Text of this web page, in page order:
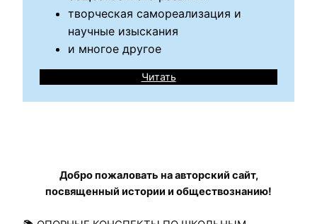
творческая самореализация и
научные изыскания
и многое другое
Читать
Добро пожаловать на авторский сайт,
посвященный истории и обществознанию!